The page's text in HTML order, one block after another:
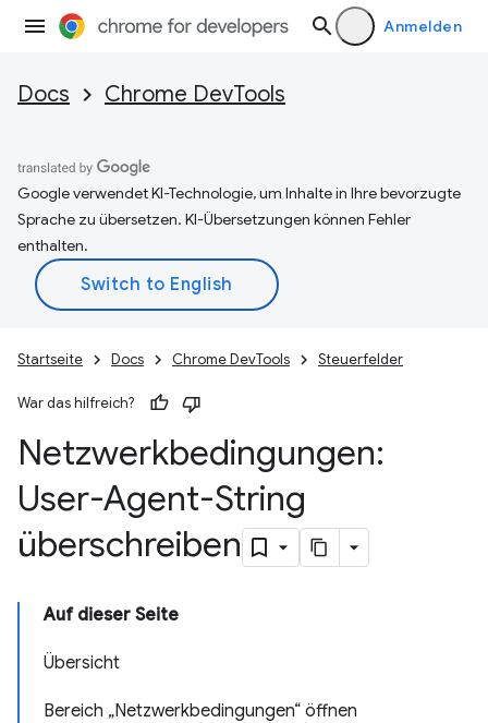
Anmelden
Docs Chrome DevTools
Google verwendet KI-Technologie, um Inhalte in Ihre bevorzugte
Sprache zu übersetzen. KI-Übersetzungen können Fehler
enthalten.
Startseite Docs Chrome DevTools Steuerfelder
War das hilfreich?
Netzwerkbedingungen:
User-Agent-String
überschreiben
Auf dieser Seite
Übersicht
Bereich „Netzwerkbedingungen“ öffnen